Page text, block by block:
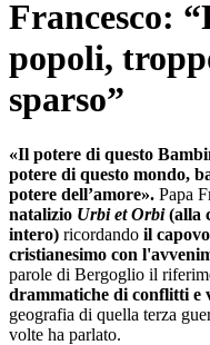
Francesco:
popoli,
sparso”
«Il potere di questo
potere di questo mondo,
potere dell’amore». Papa
natalizio Urbi et Orbi(alla
intero) ricordando il
cristianesimo con
parole di Bergoglio il
drammatiche di conflitti e
geografia di quella terza
volte ha parlato.